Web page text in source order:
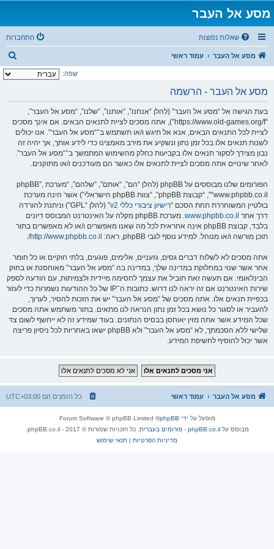
מסע אל העבר
שאלות נפוצות התחברות
מסע אל העבר עמוד ראשי
י
שפה:
מסע אל העבר - הרשמה
בעת הגישה אל “מסע אל העבר” (להלן “אנחנו”, “אותנו”, “שלנו”, “מסע אל העבר”,
“https://www.old-games.org/f”), אתה מסכים לציית לתנאים הבאים. אם אינך מסכים
לציית לכל התנאים הבאים, אנא אל תיגש ו/או תשתמש ב־“מסע אל העבר”. אנו יכולים
לשנות תנאים אלו בכל זמן נתון ונשקיע את מירב מאמצינו כדי לידע אותך, אך יהיה זה
נבון מצידך לסקור תנאים אלו בקביעות כחלק מהשימוש המתמשך ב־“מסע אל העבר”.
לאחר שינויים אתה מסכים לציית לתנאים אלו כאשר הם מעודכנים ו/או מתוקנים.
הפורומים שלנו מבוססים על phpBB (להלן “הם”, “אותם”, “שלהם”, “מערכת phpBB”,
“www.phpbb.co.il”, “קבוצת phpBB”, “צוות phpBB הישראלי”) אשר הינה מערכת
בולטיין המשוחררת תחת הסכם “רישיון ציבורי כללי v2
” (להלן “GPL”) וניתנת להורדה
דרך אתר www.phpbb.co.il
. מערכת phpBB מקלה על האינטרנט המבוסס דיונים
בלבד, קבוצת phpBB אינה אחראית לכל מה שאנו מאפשרים ו/או לא מאפשרים בתור
תוכן מורשה ו/או מנוהל. למידע נוסף לגבי phpBB, ראה:
http://www.phpbb.co.il/
.
אתה מסכים לא לשלוח דברים גסים, גזעניים, אלימים, פוגעים, בלתי חוקיים או כל חומר
אחר אשר שנוי במחלוקת במדינה שלך, במדינה בה “מסע אל העבר” מאוחסנת או בחוק
הבינלאומי. אם תעשה זאת תוביל את עצמך לחסימה מיידית ולצמיתות, עם הודעה לספק
שירות האינטרנט אם זה יראה לנו דרוש. כתובות ה־IP של כל ההודעות נשמרות כדי לעזור
בכפיית תנאים אלו. אתה מסכים של “מסע אל העבר” יש את הזכות להסיר, לערוך,
להעביר או לסגור כל נושא בכל זמן נתון הנראה לנו מתאים. בתור משתמש אתה מסכים
שכל המידע אשר אתה מזין יאוחסן בבסיס הנתונים. בעוד שמידע זה לא ייחשף לשום צד
שלישי ללא הסכמתך, לא “מסע אל העבר” ולא phpBB ישאו באחריות לכל ניסיון פריצה
אשר יכול להוסיף לחשיפת המידע.
מסע אל העבר עמוד ראשי כל הזמנים הם UTC+03:00
מופעל על ידי phpBB
® Forum Software © phpBB Limited
מבוסס עלphpBB.co.il - פורומים בעברית
. כל הזכויות שמורות © 2017 - phpBB.co.il.
מדיניות הפרטיות | תנאי שימוש